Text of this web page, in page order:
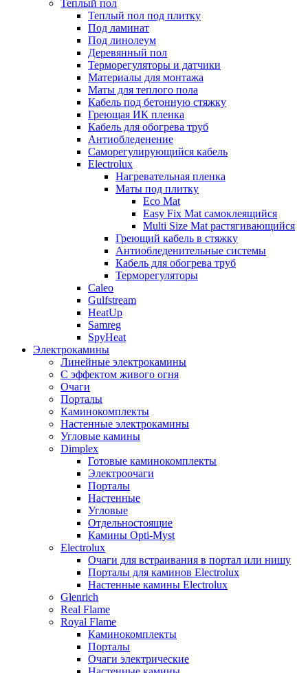
Теплый пол
Теплый пол под плитку
Под ламинат
Под линолеум
Деревянный пол
Терморегуляторы и датчики
Материалы для монтажа
Маты для теплого пола
Кабель под бетонную стяжку
Греющая ИК пленка
Кабель для обогрева труб
Антиобледенение
Саморегулирующийся кабель
Electrolux
Нагревательная пленка
Маты под плитку
Eco Mat
Easy Fix Mat самоклеящийся
Multi Size Mat растягивающийся
Греющий кабель в стяжку
Антиобледенительные системы
Кабель для обогрева труб
Терморегуляторы
Caleo
Gulfstream
HeatUp
Samreg
SpyHeat
Электрокамины
Линейные электрокамины
С эффектом живого огня
Очаги
Порталы
Каминокомплекты
Настенные электрокамины
Угловые камины
Dimplex
Готовые каминокомплекты
Электроочаги
Порталы
Настенные
Угловые
Отдельностоящие
Камины Opti-Myst
Electrolux
Очаги для встраивания в портал или нишу
Порталы для каминов Electrolux
Настенные камины Electrolux
Glenrich
Rеal Flame
Royal Flame
Каминокомплекты
Порталы
Очаги электрические